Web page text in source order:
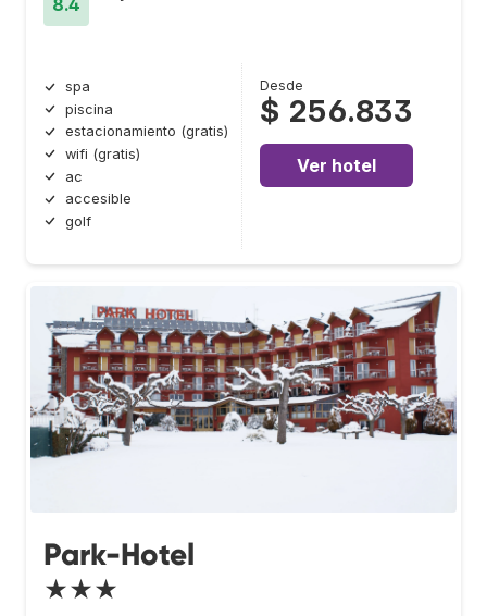
8.4
spa
piscina
estacionamiento (gratis)
wifi (gratis)
ac
accesible
golf
Desde
$ 256.833
Ver hotel
Park-Hotel
★★★